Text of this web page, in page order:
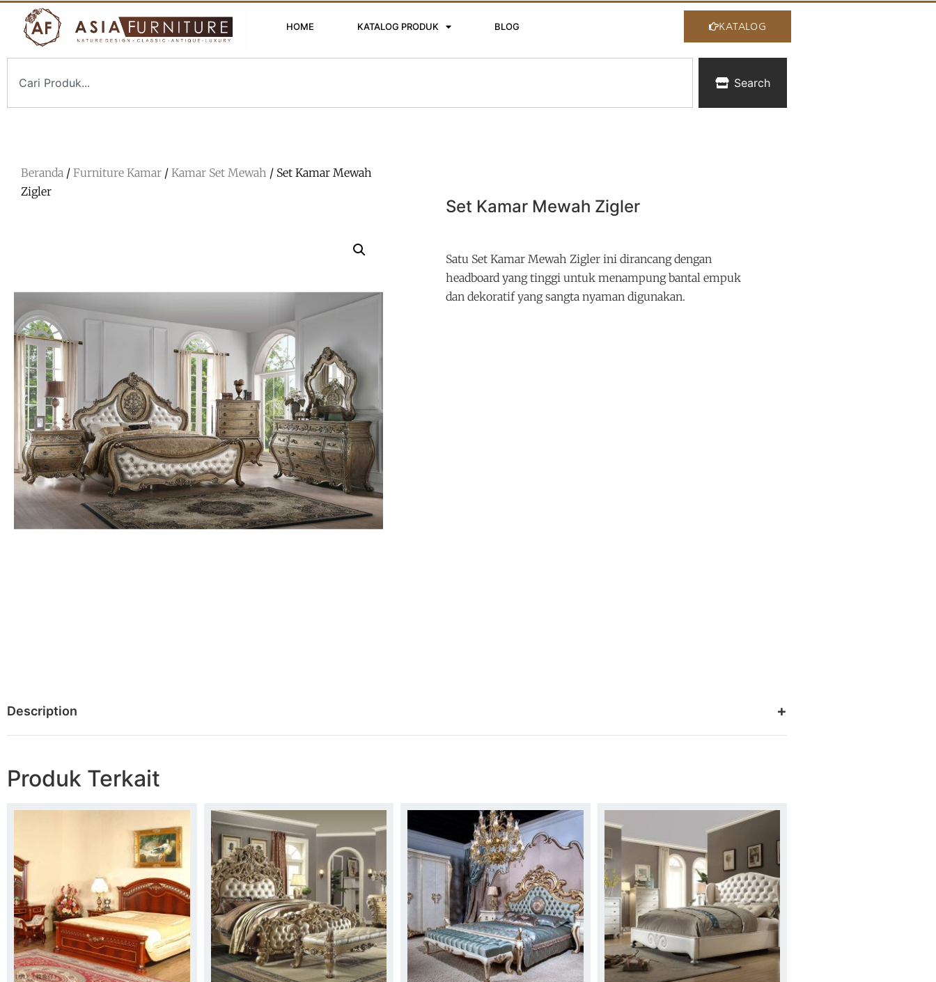
HOME KATALOG PRODUK BLOG KATALOG
Search
Beranda / Furniture Kamar / Kamar Set Mewah / Set Kamar Mewah
Zigler
Set Kamar Mewah Zigler
Satu Set Kamar Mewah Zigler ini dirancang dengan
headboard yang tinggi untuk menampung bantal empuk
dan dekoratif yang sangta nyaman digunakan.
Description
Produk Terkait